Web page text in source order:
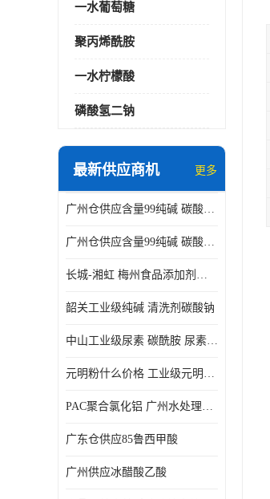
一水葡萄糖
聚丙烯酰胺
一水柠檬酸
磷酸氢二钠
最新供应商机 更多
广州仓供应含量99纯碱 碳酸钠 工业级99含量水处理 酸类中和
广州仓供应含量99纯碱 碳酸钠 工业级99含量水处理 生活洗涤
长城-湘虹 梅州食品添加剂焦亚硫酸钠 作防腐剂
韶关工业级纯碱 清洗剂碳酸钠
中山工业级尿素 碳酰胺 尿素是一种高浓度氮肥
元明粉什么价格 工业级元明粉 无水硫酸钠 硫酸钠 合成洗涤剂的填充料
PAC聚合氯化铝 广州水处理药剂聚合氯化铝PAC 工业污水废水城镇生活污水的净化处理
广东仓供应85鲁西甲酸
广州供应冰醋酸乙酸